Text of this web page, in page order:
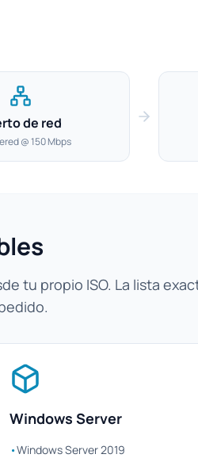
de red
@ 150 Mbps
tu propio ISO. La lista
Windows Server
•Windows Server 2019